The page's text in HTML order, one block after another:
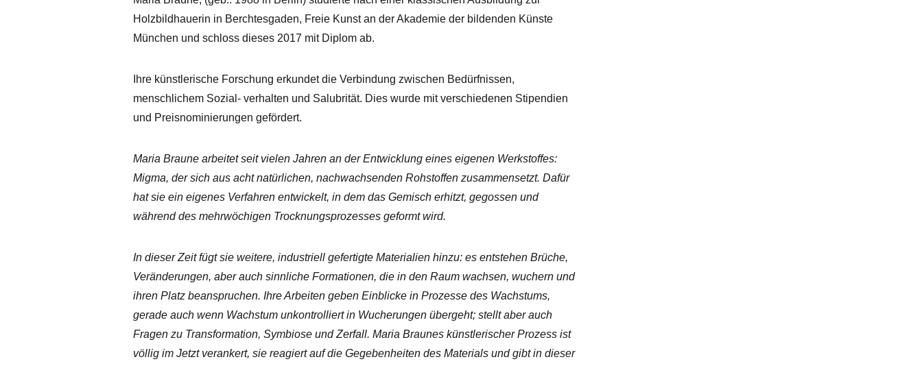
Holzbildhauerin in Berchtesgaden, Freie Kunst an der Akademie der bildenden Künste
München und schloss dieses 2017 mit Diplom ab.
Ihre künstlerische Forschung erkundet die Verbindung zwischen Bedürfnissen,
menschlichem Sozial- verhalten und Salubrität. Dies wurde mit verschiedenen Stipendien
und Preisnominierungen gefördert.
Maria Braune arbeitet seit vielen Jahren an der Entwicklung eines eigenen Werkstoffes:
Migma, der sich aus acht natürlichen, nachwachsenden Rohstoffen zusammensetzt. Dafür
hat sie ein eigenes Verfahren entwickelt, in dem das Gemisch erhitzt, gegossen und
während des mehrwöchigen Trocknungsprozesses geformt wird.
In dieser Zeit fügt sie weitere, industriell gefertigte Materialien hinzu: es entstehen Brüche,
Veränderungen, aber auch sinnliche Formationen, die in den Raum wachsen, wuchern und
ihren Platz beanspruchen. Ihre Arbeiten geben Einblicke in Prozesse des Wachstums,
gerade auch wenn Wachstum unkontrolliert in Wucherungen übergeht; stellt aber auch
Fragen zu Transformation, Symbiose und Zerfall. Maria Braunes künstlerischer Prozess ist
völlig im Jetzt verankert, sie reagiert auf die Gegebenheiten des Materials und gibt in dieser